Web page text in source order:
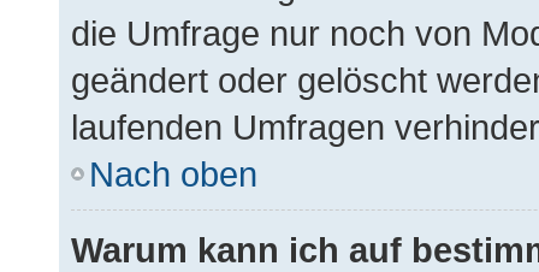
die Umfrage nur noch von
geändert oder gelöscht
laufenden Umfragen
Nach oben
Warum kann ich auf